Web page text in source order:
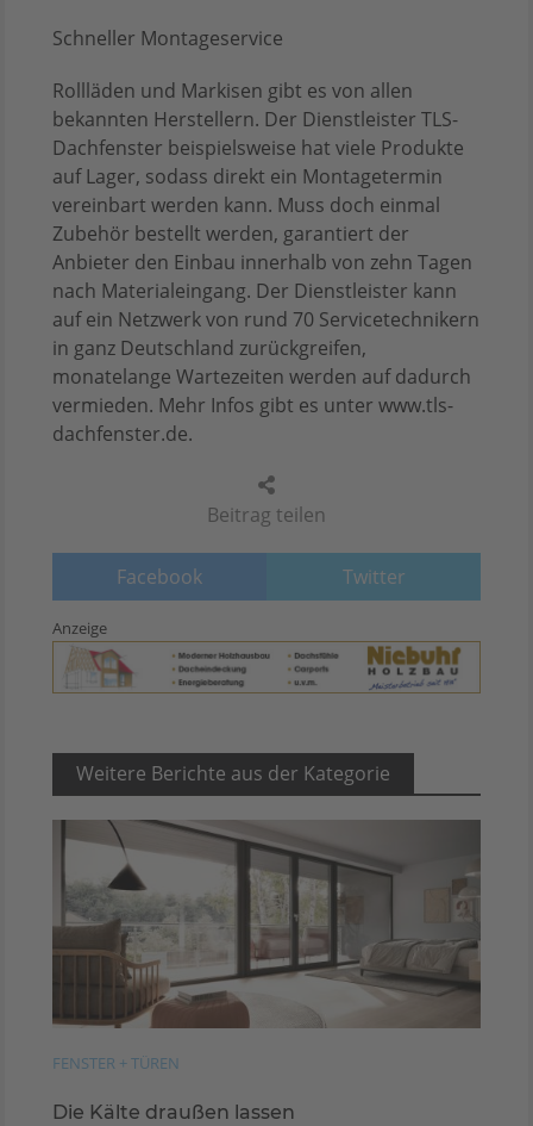
Beitrag teilen
Facebook Twitter
Schneller Montageservice
Rollläden und Markisen gibt es von allen
bekannten Herstellern. Der Dienstleister TLS-
Dachfenster beispielsweise hat viele Produkte
auf Lager, sodass direkt ein Montagetermin
vereinbart werden kann. Muss doch einmal
Zubehör bestellt werden, garantiert der
Anbieter den Einbau innerhalb von zehn Tagen
nach Materialeingang. Der Dienstleister kann
auf ein Netzwerk von rund 70 Servicetechnikern
in ganz Deutschland zurückgreifen,
monatelange Wartezeiten werden auf dadurch
vermieden. Mehr Infos gibt es unter www.tls-
dachfenster.de.
Anzeige
Weitere Berichte aus der Kategorie
FENSTER + TÜREN
Die Kälte draußen lassen